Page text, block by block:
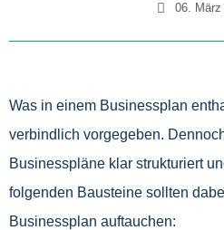
06. März
Was in einem Businessplan
verbindlich vorgegeben.
Businesspläne klar strukturiert
folgenden Bausteine sollten
Businessplan auftauchen: